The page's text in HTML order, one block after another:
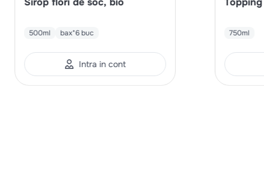
500ml bax*6 buc
Intra in cont
750ml